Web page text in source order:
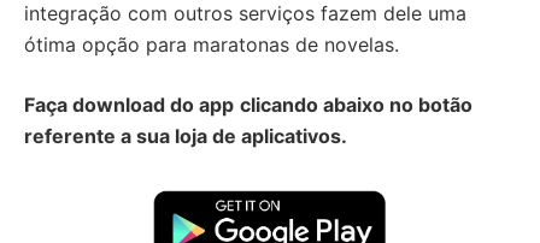
integração com outros serviços fazem dele uma
ótima opção para maratonas de novelas.
Faça download do app clicando abaixo no botão
referente a sua loja de aplicativos.